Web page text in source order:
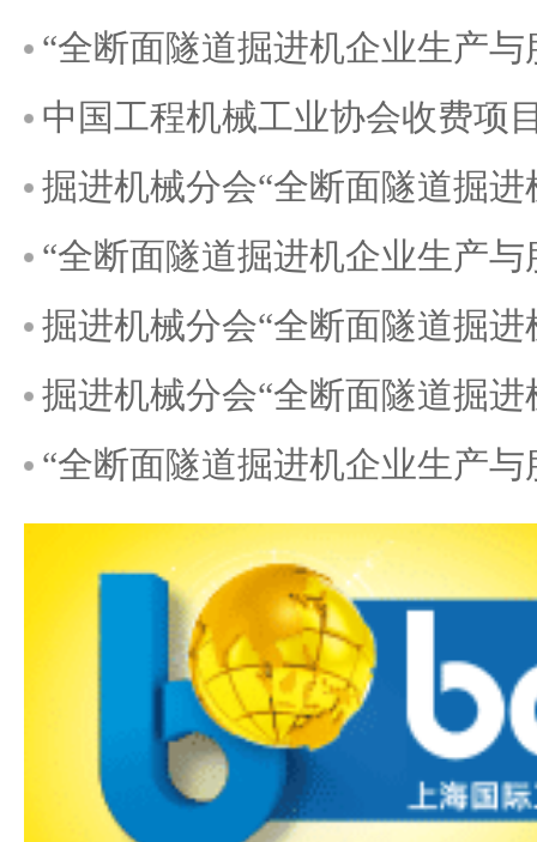
“全断面隧道掘进机企业生产
中国工程机械工业协会收费项
掘进机械分会“全断面隧道掘
“全断面隧道掘进机企业生产
掘进机械分会“全断面隧道掘
掘进机械分会“全断面隧道掘
“全断面隧道掘进机企业生产